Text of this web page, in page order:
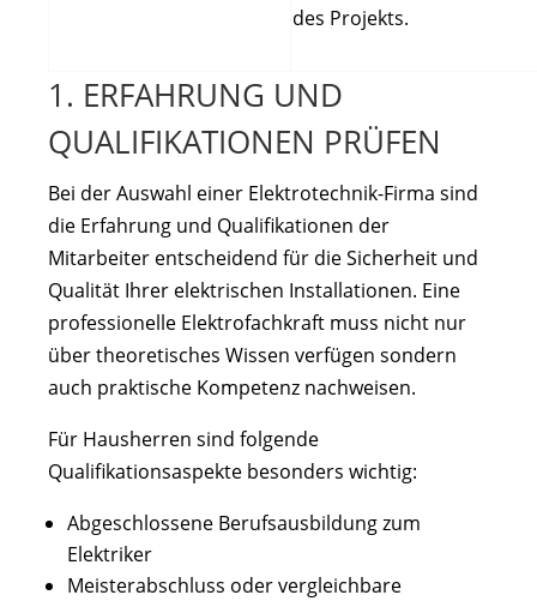
des Projekts.
1. ERFAHRUNG UND
QUALIFIKATIONEN PRÜFEN
Bei der Auswahl einer Elektrotechnik-Firma sind
die Erfahrung und Qualifikationen der
Mitarbeiter entscheidend für die Sicherheit und
Qualität Ihrer elektrischen Installationen. Eine
professionelle Elektrofachkraft muss nicht nur
über theoretisches Wissen verfügen sondern
auch praktische Kompetenz nachweisen.
Für Hausherren sind folgende
Qualifikationsaspekte besonders wichtig:
Abgeschlossene Berufsausbildung zum
Elektriker
Meisterabschluss oder vergleichbare